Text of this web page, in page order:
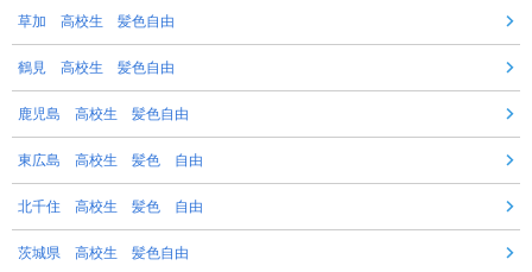
草加 高校生 髪色自由
鶴見 高校生 髪色自由
鹿児島 高校生 髪色自由
東広島 高校生 髪色 自由
北千住 高校生 髪色 自由
茨城県 高校生 髪色自由